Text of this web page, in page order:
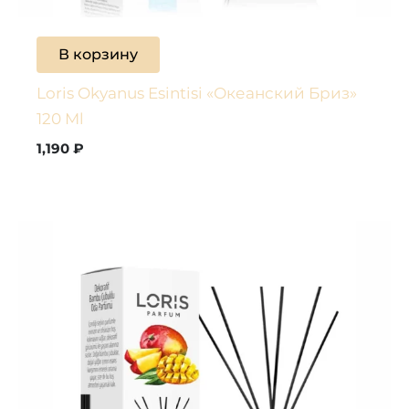
В корзину
Loris Okyanus Esintisi «Океанский Бриз»
120 Ml
1,190₽